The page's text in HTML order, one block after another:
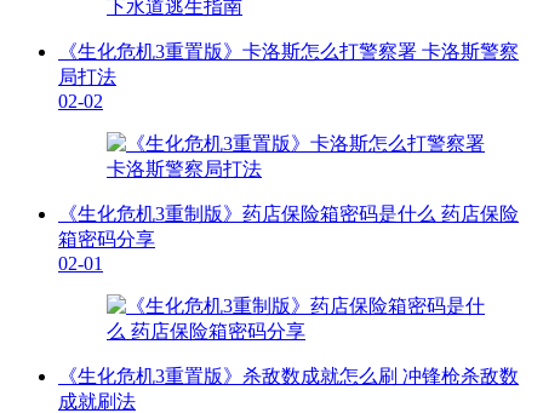
《生化危机3重置版》卡洛斯怎么打警察署 卡洛斯警察
局打法
02-02
《生化危机3重制版》药店保险箱密码是什么 药店保险
箱密码分享
02-01
《生化危机3重置版》杀敌数成就怎么刷 冲锋枪杀敌数
成就刷法